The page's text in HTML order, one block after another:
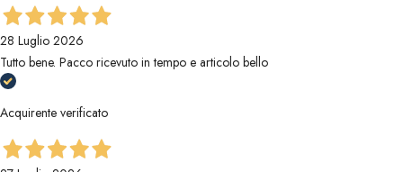
28 Luglio 2026
Tutto bene. Pacco ricevuto in tempo e articolo bello
Acquirente verificato